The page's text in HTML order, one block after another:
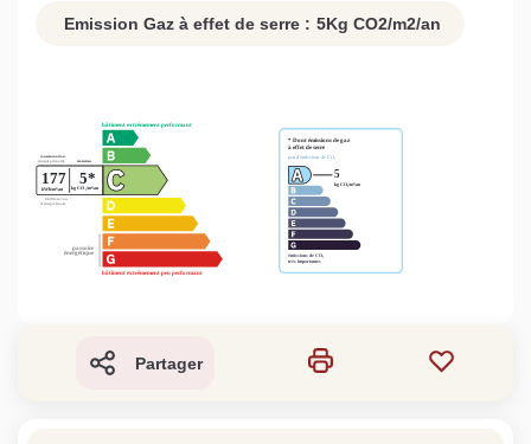
Emission Gaz à effet de serre : 5Kg CO2/m2/an
Partager